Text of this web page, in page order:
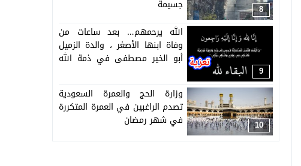
8
جسيمة
9
الله يرحمهم… بعد ساعات من
وفاة ابنها الأصغر ، والدة الزميل
أبو الخير مصطفى في ذمة الله
10
وزارة الحج والعمرة السعودية
تصدم الراغبين في العمرة المتكررة
في شهر رمضان